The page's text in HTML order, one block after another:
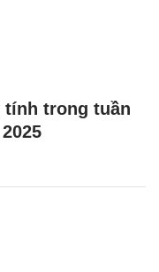
tính trong tuần